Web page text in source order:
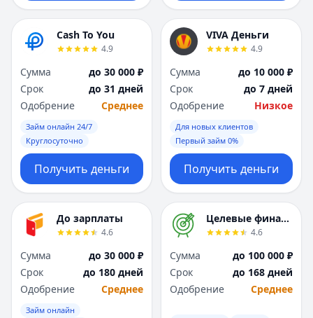
Cash To You
4.9
Сумма
до 30 000 ₽
Срок
до 31 дней
Одобрение
Среднее
Займ онлайн 24/7
Круглосуточно
Получить деньги
VIVA Деньги
4.9
Сумма
до 10 000 ₽
Срок
до 7 дней
Одобрение
Низкое
Для новых клиентов
Первый займ 0%
Получить деньги
До зарплаты
4.6
Сумма
до 30 000 ₽
Срок
до 180 дней
Одобрение
Среднее
Займ онлайн
Целевые финансы
4.6
Сумма
до 100 000 ₽
Срок
до 168 дней
Одобрение
Среднее